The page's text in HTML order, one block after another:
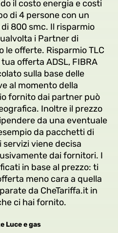
il costo energia e costi
di 4 persone con un
800 smc. Il risparmio
i Partner di
offerte. Risparmio TLC
offerta ADSL, FIBRA
sulla base delle
al momento della
fornito dai partner può
Inoltre il prezzo
da una eventuale
da pacchetti di
viene decisa
dai fornitori. I
in base al prezzo: ti
meno cara a quella
da CheTariffa.it in
ci hai fornito.
Luce e gas